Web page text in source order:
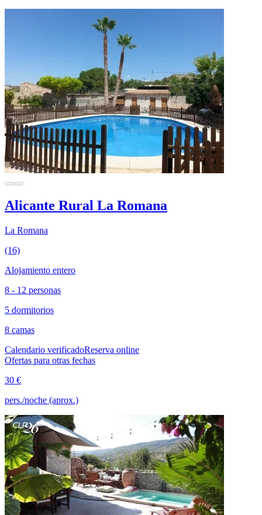
Alicante Rural La Romana
La Romana
(16)
Alojamiento entero
8 - 12 personas
5 dormitorios
8 camas
Calendario verificadoReserva online
Ofertas para otras fechas
30 €
pers./noche (aprox.)